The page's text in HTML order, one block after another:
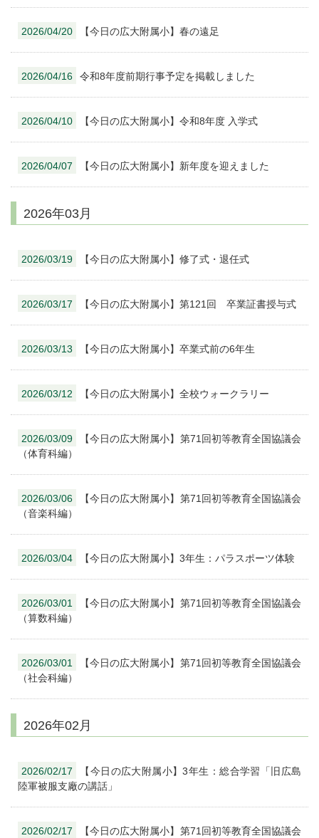
2026/04/20 【今日の広大附属小】春の遠足
2026/04/16 令和8年度前期行事予定を掲載しました
2026/04/10 【今日の広大附属小】令和8年度 入学式
2026/04/07 【今日の広大附属小】新年度を迎えました
2026年03月
2026/03/19 【今日の広大附属小】修了式・退任式
2026/03/17 【今日の広大附属小】第121回 卒業証書授与式
2026/03/13 【今日の広大附属小】卒業式前の6年生
2026/03/12 【今日の広大附属小】全校ウォークラリー
2026/03/09
【今日の広大附属小】第71回初等教育全国協議会
（体育科編）
2026/03/06
【今日の広大附属小】第71回初等教育全国協議会
（音楽科編）
2026/03/04 【今日の広大附属小】3年生：パラスポーツ体験
2026/03/01
【今日の広大附属小】第71回初等教育全国協議会
（算数科編）
2026/03/01
【今日の広大附属小】第71回初等教育全国協議会
（社会科編）
2026年02月
2026/02/17
【今日の広大附属小】3年生：総合学習「旧広島
陸軍被服支廠の講話」
2026/02/17
【今日の広大附属小】第71回初等教育全国協議会